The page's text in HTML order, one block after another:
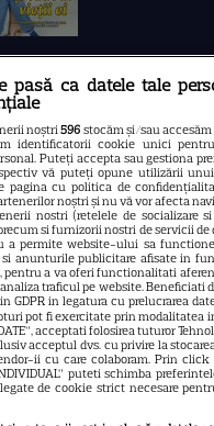
Libertatea
Libertatea pentru
GSP
Știri mondene
Avantaje
Elle
Unica
Retete practice
URMĂREȘTE-NE PE
pasă ca datele tale
noștri596 stocăm și/sau
identificatorii cookie unici
Puteți accepta sau gestiona
vă puteți opune utilizării
pagina cu politica de
noștri și nu vă vor afecta
nostri (retelele de socializare
si furnizorii nostri de servicii
a permite website-ului sa
anunturile publicitare afisate in
pentru a va oferi functionalitati
traficul pe website. Beneficiati
GDPR in legatura cu prelucrarea
pot fi exercitate prin modalitatea
acceptati folosirea tuturor
acceptul dvs. cu privire la
ii cu care colaboram. Prin click
puteti schimba
de cookie strict necesare